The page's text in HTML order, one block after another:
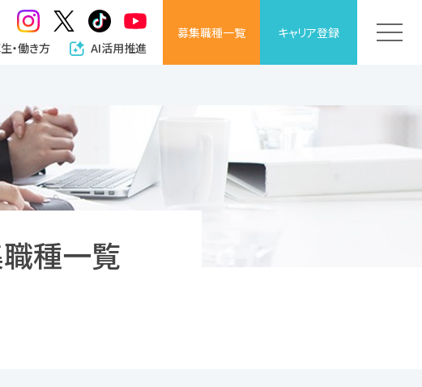
・働き方 AI活用推進
募集職種一覧 キャリア登録
職種一覧